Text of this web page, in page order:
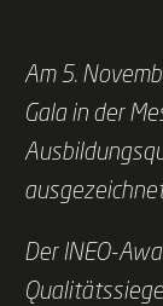
Am 5.
Gala in der
Der INEO-